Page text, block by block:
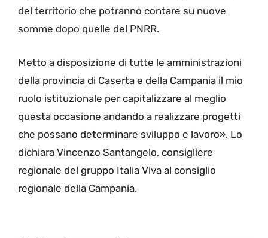
del territorio che potranno contare su nuove
somme dopo quelle del PNRR.
Metto a disposizione di tutte le amministrazioni
della provincia di Caserta e della Campania il mio
ruolo istituzionale per capitalizzare al meglio
questa occasione andando a realizzare progetti
che possano determinare sviluppo e lavoro». Lo
dichiara Vincenzo Santangelo, consigliere
regionale del gruppo Italia Viva al consiglio
regionale della Campania.